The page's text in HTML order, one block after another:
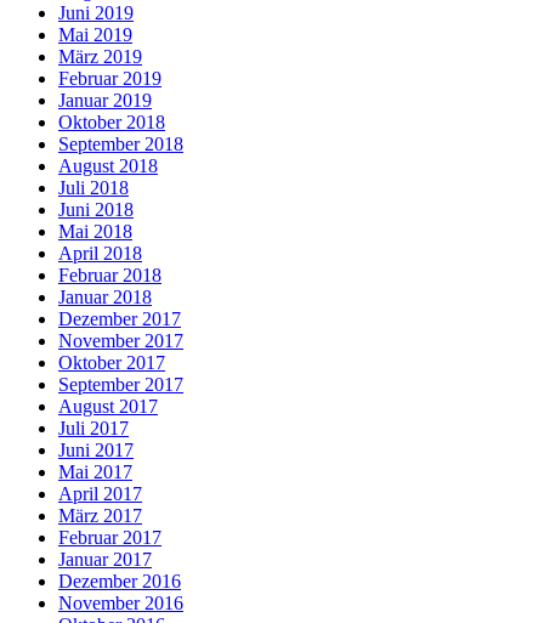
Juni 2019
Mai 2019
März 2019
Februar 2019
Januar 2019
Oktober 2018
September 2018
August 2018
Juli 2018
Juni 2018
Mai 2018
April 2018
Februar 2018
Januar 2018
Dezember 2017
November 2017
Oktober 2017
September 2017
August 2017
Juli 2017
Juni 2017
Mai 2017
April 2017
März 2017
Februar 2017
Januar 2017
Dezember 2016
November 2016